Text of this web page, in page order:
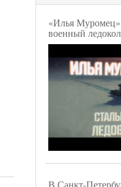
«Илья
военный ледокол